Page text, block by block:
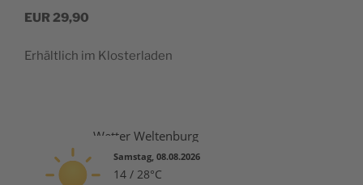
EUR 29,90
Erhält­lich im Klosterladen
Wetter Weltenburg
Samstag, 08.08.2026
14 / 28°C